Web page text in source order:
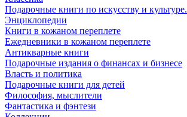
Подарочные книги по искусству и культуре.
Энциклопедии
Книги в кожаном переплете
Ежедневники в кожаном переплете
Антикварные книги
Подарочные издания о финансах и бизнесе
Власть и политика
Подарочные книги для детей
Философия, мыслители
Фантастика и фэнтези